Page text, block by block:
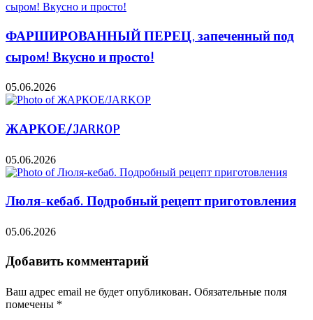
ФАРШИРОВАННЫЙ ПЕРЕЦ, запеченный под
сыром! Вкусно и просто!
05.06.2026
ЖАРКОЕ/JARKOP
05.06.2026
Люля-кебаб. Подробный рецепт приготовления
05.06.2026
Добавить комментарий
Ваш адрес email не будет опубликован. Обязательные поля
помечены *